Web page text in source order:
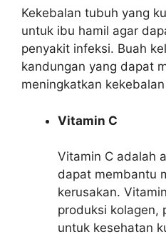
Kekebalan tubuh yang
untuk ibu hamil agar
penyakit infeksi. Buah
kandungan yang dapat
meningkatkan
Vitamin C
Vitamin C adalah
dapat membantu
kerusakan.
produksi kolagen,
untuk kesehatan